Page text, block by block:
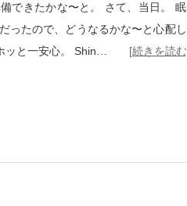
できたかな〜と。 さて、当日。
ったので、どうなるかな〜と心配
ホッと一安心。 Shin… [続きを読